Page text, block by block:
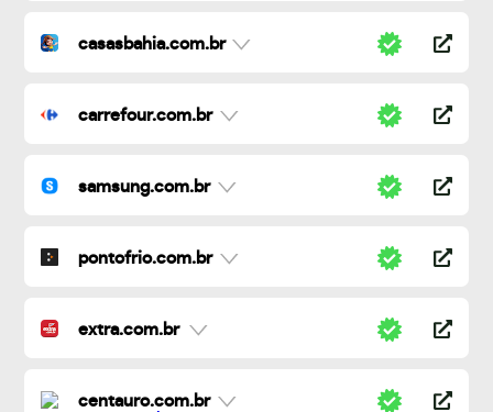
casasbahia.com.br
carrefour.com.br
samsung.com.br
pontofrio.com.br
extra.com.br
centauro.com.br